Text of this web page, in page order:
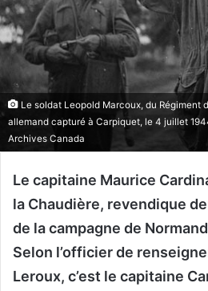
Le soldat Leopold Marcoux, du Régiment
allemand capturé à Carpiquet, le 4 juillet
Archives Canada
Le capitaine Maurice
la Chaudière, revendique
de la campagne de
Selon l’officier de
Leroux, c’est le capitaine